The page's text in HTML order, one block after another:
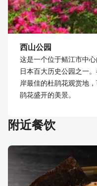
西山公园
这是一个位于鲭江市中
日本百大历史公园之一
岸最佳的杜鹃花观赏地
鹃花盛开的美景。
附近餐饮